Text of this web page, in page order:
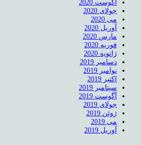
آگوست 2020
جولای 2020
می 2020
آوریل 2020
مارس 2020
فوریه 2020
ژانویه 2020
دسامبر 2019
نوامبر 2019
اکتبر 2019
سپتامبر 2019
آگوست 2019
جولای 2019
ژوئن 2019
می 2019
آوریل 2019